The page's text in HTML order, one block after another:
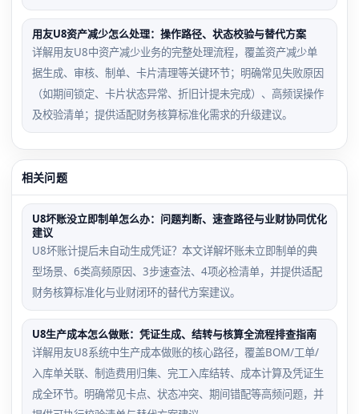
用友U8资产减少怎么处理：操作路径、状态校验与替代方案
详解用友U8中资产减少业务的完整处理流程，覆盖资产减少单
据生成、审核、制单、卡片清理等关键环节；明确常见失败原因
（如期间锁定、卡片状态异常、折旧计提未完成）、高频误操作
及校验清单；提供适配财务核算标准化需求的升级建议。
相关问题
U8坏账没立即制单怎么办：问题判断、速查路径与业财协同优化
建议
U8坏账计提后未自动生成凭证？本文详解坏账未立即制单的典
型场景、6类高频原因、3步速查法、4项必检清单，并提供适配
财务核算标准化与业财闭环的替代方案建议。
U8生产成本怎么做账：凭证生成、结转与核算全流程排查指南
详解用友U8系统中生产成本做账的核心路径，覆盖BOM/工单/
入库单关联、制造费用归集、完工入库结转、成本计算及凭证生
成全环节。明确常见卡点、状态冲突、期间错配等高频问题，并